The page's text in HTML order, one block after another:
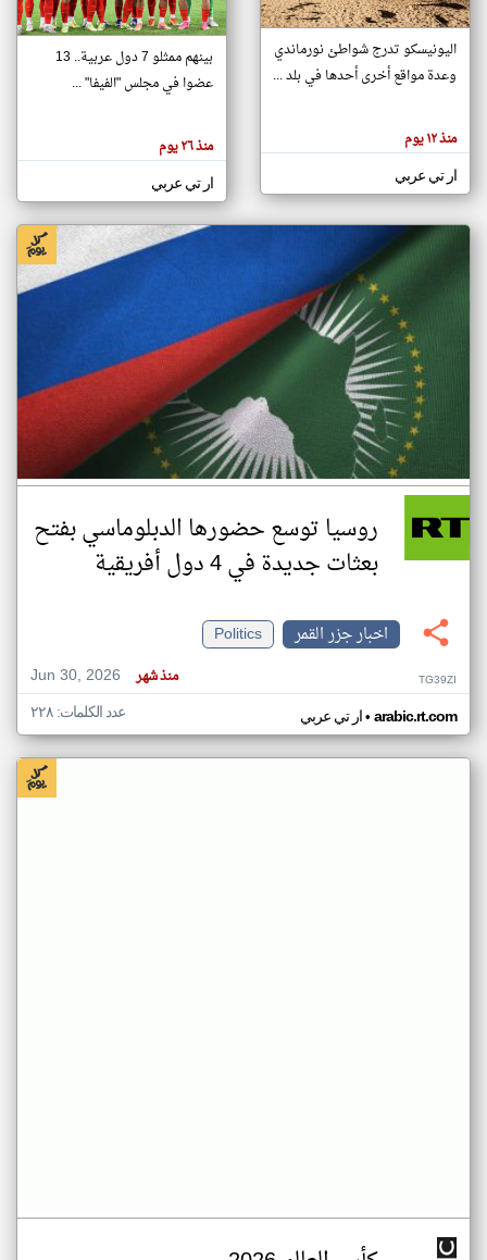
تغيير الدولة
اخبار جزر القمر على مدار الساعة
أهم اخبار جزر القمر العاجلة والمباشرة
هنا عن
وجهة
كاتبيها.
اليونيسكو تدرج شواطئ نورماندي
وعدة مواقع أخرى أحدها في بلد ...
منذ ١٢ يوم
ار تي عربي
بينهم ممثلو 7 دول عربية.. 13
عضوا في مجلس "الفيفا" ...
منذ ٢٦ يوم
ار تي عربي
روسيا توسع حضورها الدبلوماسي بفتح
بعثات جديدة في 4 دول أفريقية
اخبار جزر القمر
Politics
Jun 30, 2026
منذ شهر TG39ZI
ار تي عربي• arabic.rt.com عدد الكلمات: ٢٢٨
klyoum.com